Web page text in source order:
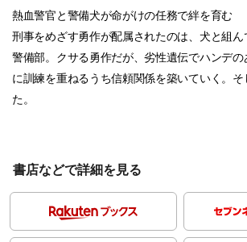
熱血警官と警備犬が命がけの任務で絆を育む
刑事をめざす勇作が配属されたのは、犬と組
警備部。クサる勇作だが、劣性遺伝でハンデ
に訓練を重ねるうち信頼関係を築いていく。
た。
書店などで詳細を見る